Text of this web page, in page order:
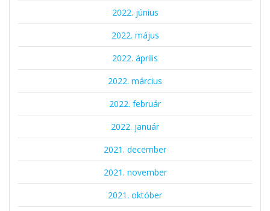
2022. június
2022. május
2022. április
2022. március
2022. február
2022. január
2021. december
2021. november
2021. október